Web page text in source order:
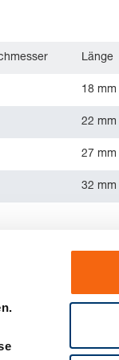
Länge
18 mm
22 mm
27 mm
32 mm